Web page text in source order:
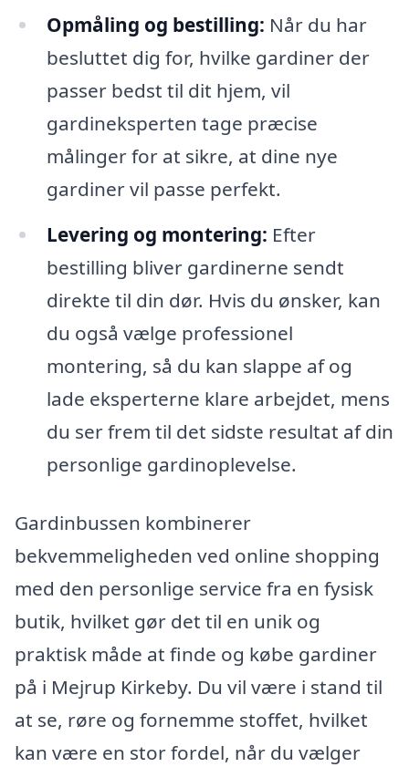
Opmåling og bestilling: Når du har
besluttet dig for, hvilke gardiner der
passer bedst til dit hjem, vil
gardineksperten tage præcise
målinger for at sikre, at dine nye
gardiner vil passe perfekt.
Levering og montering: Efter
bestilling bliver gardinerne sendt
direkte til din dør. Hvis du ønsker, kan
du også vælge professionel
montering, så du kan slappe af og
lade eksperterne klare arbejdet, mens
du ser frem til det sidste resultat af din
personlige gardinoplevelse.
Gardinbussen kombinerer
bekvemmeligheden ved online shopping
med den personlige service fra en fysisk
butik, hvilket gør det til en unik og
praktisk måde at finde og købe gardiner
på i Mejrup Kirkeby. Du vil være i stand til
at se, røre og fornemme stoffet, hvilket
kan være en stor fordel, når du vælger